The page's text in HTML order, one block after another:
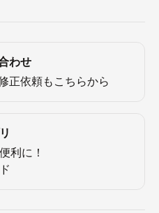
わせ
正依頼もこちらから
利に！